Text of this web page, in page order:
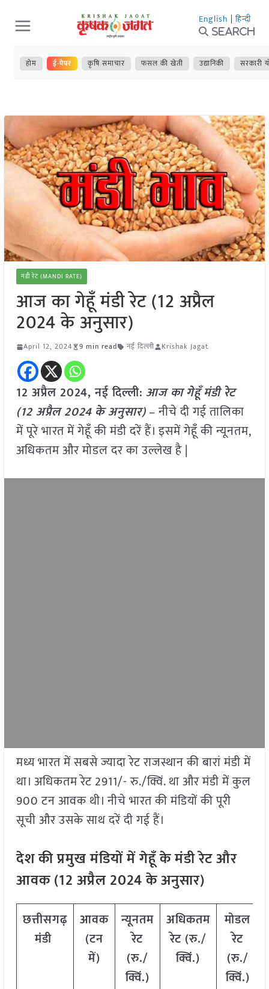
Skip
to
content
English | हिन्दी
Search
होम ई-पेपर कृषि समाचार फसल की खेती उद्यानिकी सरकारी
मंडी रेट (MANDI RATE)
आज का गेहूँ मंडी रेट (12 अप्रैल
2024 के अनुसार)
April 12, 2024 9 min read नई दिल्ली Krishak Jagat
12 अप्रैल 2024, नई दिल्ली: आज का गेहूँमंडी रेट
(12 अप्रैल2024 के अनुसार)– नीचे दी गई तालिका
में पूरे भारत में गेहूँ की मंडी दरें हैं। इसमें गेहूँ की न्यूनतम,
अधिकतम और मोडल दर का उल्लेख है |
मध्य भारत में सबसे ज्यादा रेट राजस्थान की बारां मंडी में
था। अधिकतम रेट 2911/- रु./क्विं. था और मंडी में कुल
900 टन आवक थी। नीचे भारत की मंडियों की पूरी
सूची और उसके साथ दरें दी गई हैं।
देश की प्रमुख मंडियों में गेहूँ के मंडी रेट और
आवक (12 अप्रैल 2024 के अनुसार)
छत्तीसगढ़
मंडी
आवक
(टन
में)
न्यूनतम
रेट
(रु./
क्विं.)
अधिकतम
रेट (रु./
क्विं.)
मोडल
रेट
(रु./
क्विं.)